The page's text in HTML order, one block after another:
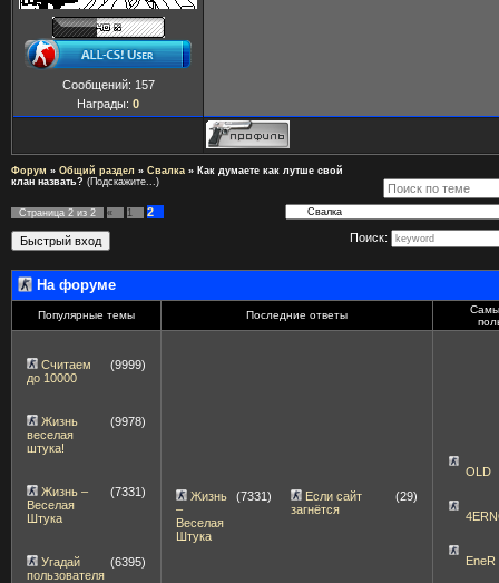
Сообщений: 157
Награды: 0
Форум » Общий раздел » Свалка » Как думаете как лутше свой
клан назвать? (Подскажите...)
Страница 2 из 2 « 1
2
Поиск:
На форуме
Популярные темы Последние ответы
Считаем
до 10000
(9999)
Жизнь
веселая
штука!
(9978)
Жизнь –
Веселая
Штука
(7331)
Угадай
пользователя
(6395)
Жизнь
–
Веселая
Штука
(7331)
Если сайт
загнётся
(29)
OLD
EneR